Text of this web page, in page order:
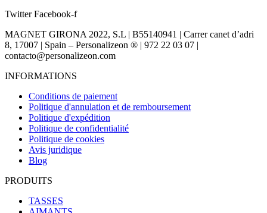
Twitter Facebook-f
MAGNET GIRONA 2022, S.L | B55140941 | Carrer canet d’adri
8, 17007 | Spain – Personalizeon ® | 972 22 03 07 |
contacto@personalizeon.com
INFORMATIONS
Conditions de paiement
Politique d'annulation et de remboursement
Politique d'expédition
Politique de confidentialité
Politique de cookies
Avis juridique
Blog
PRODUITS
TASSES